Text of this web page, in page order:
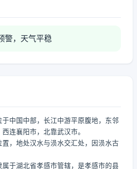
警，天气平稳
中国中部，长江中游平原腹地，东邻
连襄阳市，北靠武汉市。
，地处汉水与涢水交汇处，因涢水古
于湖北省孝感市管辖，是孝感市的县